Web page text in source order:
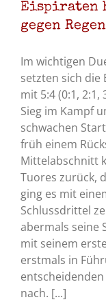
Eispiraten
gegen
Im wichtigen
setzten sich die
mit 5:4 (0:1,
Sieg im Kampf
schwachen
früh einem
Mittelabschnitt
Tuores zurück,
ging es mit
Schlussdrittel
abermals seine
mit seinem
erstmals in
nach. [...]